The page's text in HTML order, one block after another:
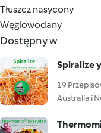
Tłuszcz nasycony
Węglowodany
Dostępny w
Spiralize
19
Australia i